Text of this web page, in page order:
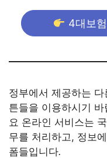
4대보
정부에서 제공하는
튼들을 이용하시기
요 온라인 서비스는
무를 처리하고, 정보
폼들입니다.